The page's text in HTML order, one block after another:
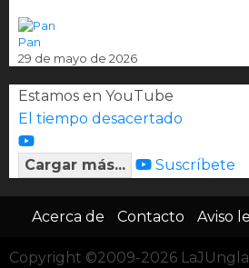
Pan
29 de mayo de 2026
Estamos en YouTube
El tiempo desacertado
Cargar más... Suscríbete
Acerca de Contacto Aviso
Copyright ©2009-2026